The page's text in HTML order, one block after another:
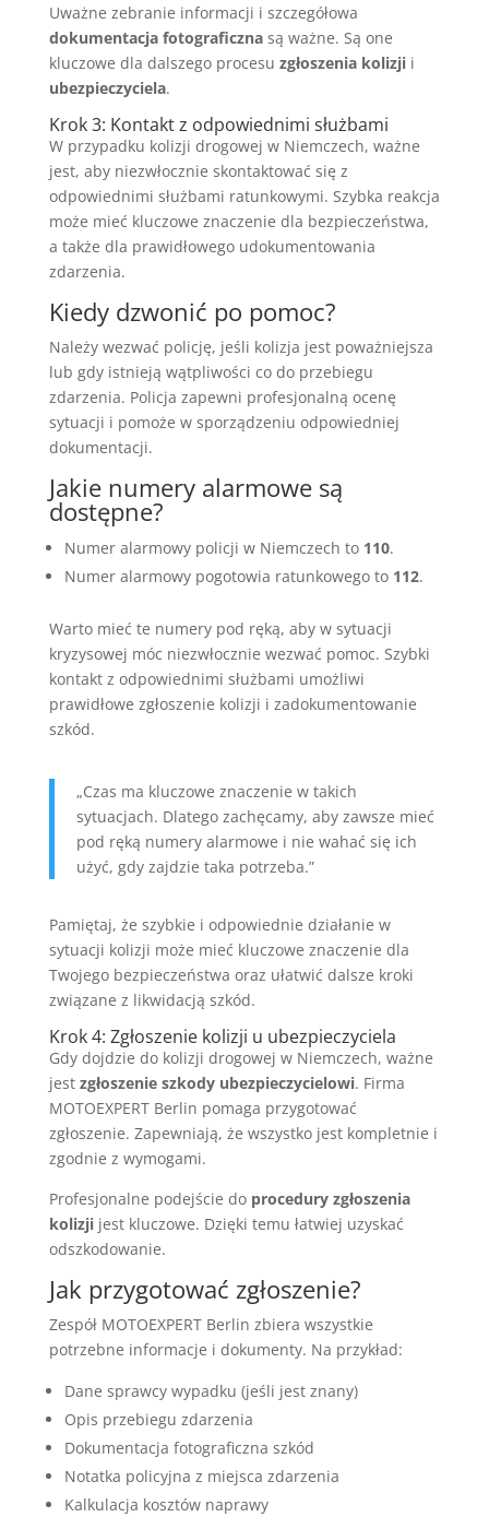
Uważne zebranie informacji i szczegółowa
dokumentacja fotograficznasą ważne. Są one
kluczowe dla dalszego procesu zgłoszenia kolizjii
ubezpieczyciela.
Krok 3: Kontakt z odpowiednimi służbami
W przypadku kolizji drogowej w Niemczech, ważne
jest, aby niezwłocznie skontaktować się z
odpowiednimi służbami ratunkowymi. Szybka reakcja
może mieć kluczowe znaczenie dla bezpieczeństwa,
a także dla prawidłowego udokumentowania
zdarzenia.
Kiedy dzwonić po pomoc?
Należy wezwać policję, jeśli kolizja jest poważniejsza
lub gdy istnieją wątpliwości co do przebiegu
zdarzenia. Policja zapewni profesjonalną ocenę
sytuacji i pomoże w sporządzeniu odpowiedniej
dokumentacji.
Jakie numery alarmowe są
dostępne?
Numer alarmowy policji w Niemczech to 110.
Numer alarmowy pogotowia ratunkowego to 112.
Warto mieć te numery pod ręką, aby w sytuacji
kryzysowej móc niezwłocznie wezwać pomoc. Szybki
kontakt z odpowiednimi służbami umożliwi
prawidłowe zgłoszenie kolizji i zadokumentowanie
szkód.
„Czas ma kluczowe znaczenie w takich
sytuacjach. Dlatego zachęcamy, aby zawsze mieć
pod ręką numery alarmowe i nie wahać się ich
użyć, gdy zajdzie taka potrzeba.”
Pamiętaj, że szybkie i odpowiednie działanie w
sytuacji kolizji może mieć kluczowe znaczenie dla
Twojego bezpieczeństwa oraz ułatwić dalsze kroki
związane z likwidacją szkód.
Krok 4: Zgłoszenie kolizji u ubezpieczyciela
Gdy dojdzie do kolizji drogowej w Niemczech, ważne
jest zgłoszenie szkody ubezpieczycielowi. Firma
MOTOEXPERT Berlin pomaga przygotować
zgłoszenie. Zapewniają, że wszystko jest kompletnie i
zgodnie z wymogami.
Profesjonalne podejście do procedury zgłoszenia
kolizjijest kluczowe. Dzięki temu łatwiej uzyskać
odszkodowanie.
Jak przygotować zgłoszenie?
Zespół MOTOEXPERT Berlin zbiera wszystkie
potrzebne informacje i dokumenty. Na przykład:
Dane sprawcy wypadku (jeśli jest znany)
Opis przebiegu zdarzenia
Dokumentacja fotograficzna szkód
Notatka policyjna z miejsca zdarzenia
Kalkulacja kosztów naprawy